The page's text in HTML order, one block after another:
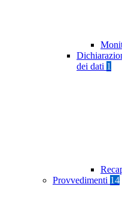
dei dati 1
Provvedimenti 14